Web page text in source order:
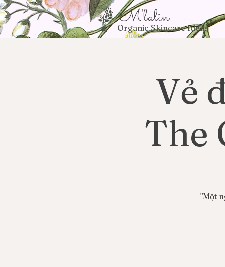
M'lalin
Organic Skincare Ideas
Vẻ
The
"Một